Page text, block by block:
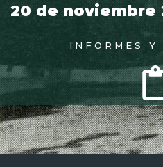
20 de noviembre
INFORMES Y